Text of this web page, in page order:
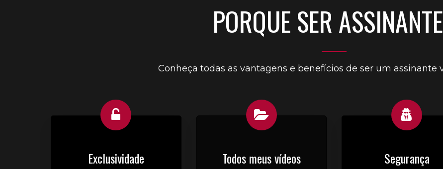
PORQUE SER
Conheça todas as vantagens e benefícios de ser um assinante
Exclusividade Todos meus vídeos Segurança